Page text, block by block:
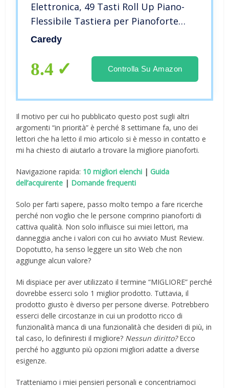
Elettronica, 49 Tasti Roll Up Piano-
Flessibile Tastiera per Pianoforte
Elettronica Altoparlante Incorporato
timbri(Nero)
Caredy
8.4 Controlla Su Amazon
Il motivo per cui ho pubblicato questo post sugli altri
argomenti “in priorità” è perché 8 settimane fa, uno dei
lettori che ha letto il mio articolo si è messo in contatto e
mi ha chiesto di aiutarlo a trovare la migliore pianoforti.
Navigazione rapida: 10 migliori elenchi |Guida
dell’acquirente | Domande frequenti
Solo per farti sapere, passo molto tempo a fare ricerche
perché non voglio che le persone comprino pianoforti di
cattiva qualità. Non solo influisce sui miei lettori, ma
danneggia anche i valori con cui ho avviato Must Review.
Dopotutto, ha senso leggere un sito Web che non
aggiunge alcun valore?
Mi dispiace per aver utilizzato il termine “MIGLIORE” perché
dovrebbe esserci solo 1 miglior prodotto. Tuttavia, il
prodotto giusto è diverso per persone diverse. Potrebbero
esserci delle circostanze in cui un prodotto ricco di
funzionalità manca di una funzionalità che desideri di più, in
tal caso, lo definiresti il ​​migliore? Nessun diritto?Ecco
perché ho aggiunto più opzioni migliori adatte a diverse
esigenze.
Tratteniamo i miei pensieri personali e concentriamoci